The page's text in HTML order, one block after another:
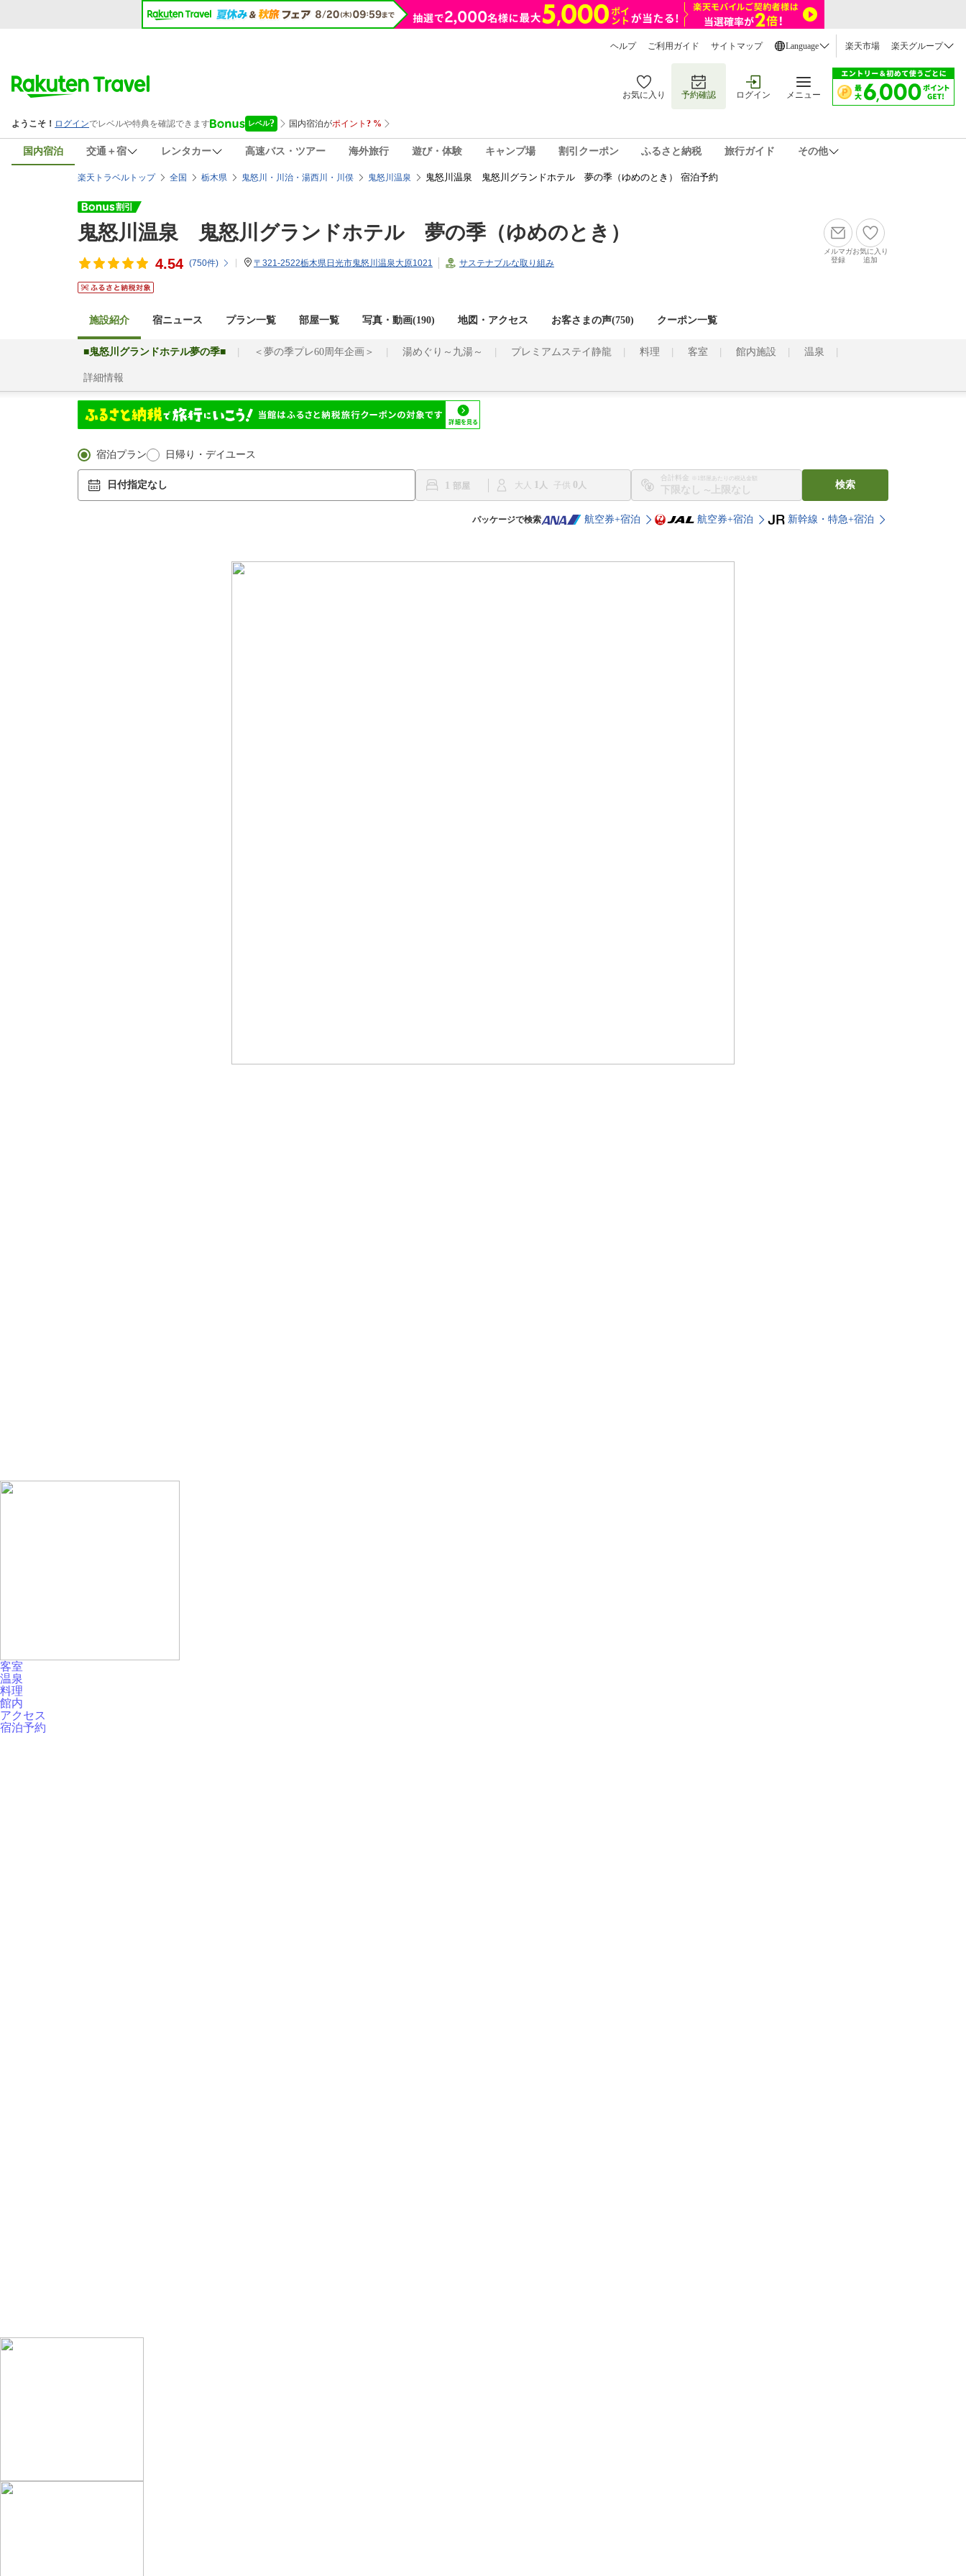
ヘルプ ご利用ガイド サイトマップ Language 楽天市場 楽天グループ
お気に入り 予約確認 ログイン メニュー
国内宿泊 交通＋宿 レンタカー 高速バス・ツアー 海外旅行 遊び・体験 キャンプ場 割引クーポン ふるさと納税 旅行ガイド その他
楽天トラベルトップ 全国 栃木県 鬼怒川・川治・湯西川・川俣 鬼怒川温泉 鬼怒川温泉 鬼怒川グランドホテル 夢の季（ゆめのとき） 宿泊予約
鬼怒川温泉 鬼怒川グランドホテル 夢の季（ゆめのとき）
4.54 (750件) 〒321-2522栃木県日光市鬼怒川温泉大原1021 サステナブルな取り組み
メルマガ
登録
お気に入り
追加
施設紹介 宿ニュース プラン一覧 部屋一覧 写真・動画(190) 地図・アクセス お客さまの声(750) クーポン一覧
■鬼怒川グランドホテル夢の季■ ＜夢の季プレ60周年企画＞ 湯めぐり～九湯～ プレミアムステイ静龍 料理 客室 館内施設 温泉
詳細情報
宿泊プラン 日帰り・デイユース
日付指定なし 1 大人 1 子供 0
合計料金 ※1部屋あたりの税込金額
〜
検索
パッケージで検索 航空券+宿泊 航空券+宿泊 新幹線・特急+宿泊
客室
温泉
料理
館内
アクセス
宿泊予約